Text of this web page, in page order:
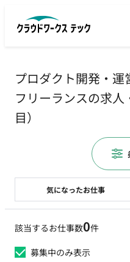
プロダクト開発・
フリーランスの求
目）
該当するお仕事数0件
募集中のみ表示
気になったお仕事